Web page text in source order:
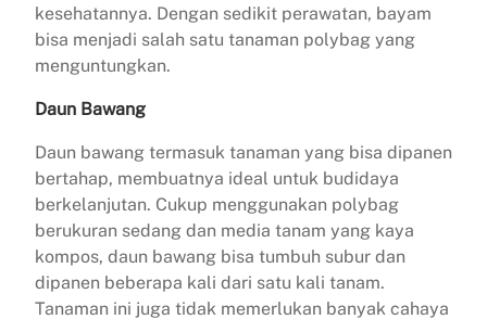
kesehatannya. Dengan sedikit perawatan, bayam
bisa menjadi salah satu tanaman polybag yang
menguntungkan.
Daun Bawang
Daun bawang termasuk tanaman yang bisa dipanen
bertahap, membuatnya ideal untuk budidaya
berkelanjutan. Cukup menggunakan polybag
berukuran sedang dan media tanam yang kaya
kompos, daun bawang bisa tumbuh subur dan
dipanen beberapa kali dari satu kali tanam.
Tanaman ini juga tidak memerlukan banyak cahaya